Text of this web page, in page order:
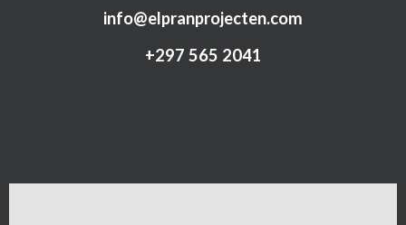
info@elpranprojecten.com
+297 565 2041​